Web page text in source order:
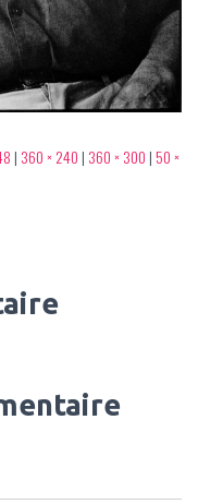
| 360 × 240 | 360 × 300 |50 ×